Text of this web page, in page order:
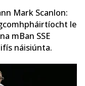
Mark Scanlon:
le
mBan SSE
náisiúnta.